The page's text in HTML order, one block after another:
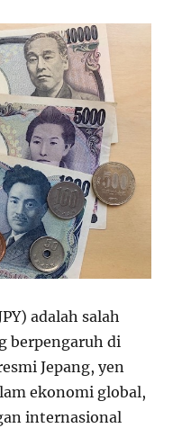
adalah salah
berpengaruh di
Jepang, yen
ekonomi global,
internasional